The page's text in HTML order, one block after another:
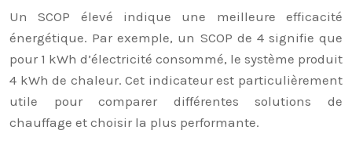
Un SCOP élevé indique une meilleure efficacité
énergétique. Par exemple, un SCOP de 4 signifie que
pour 1 kWh d’électricité consommé, le système produit
4 kWh de chaleur. Cet indicateur est particulièrement
utile pour comparer différentes solutions de
chauffage et choisir la plus performante.